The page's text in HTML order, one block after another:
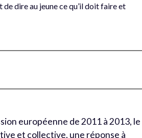
dire au jeune ce qu’il doit faire et
européenne de 2011 à 2013, le
et collective, une réponse à